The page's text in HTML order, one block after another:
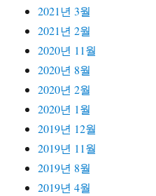
2021년 3월
2021년 2월
2020년 11월
2020년 8월
2020년 2월
2020년 1월
2019년 12월
2019년 11월
2019년 8월
2019년 4월